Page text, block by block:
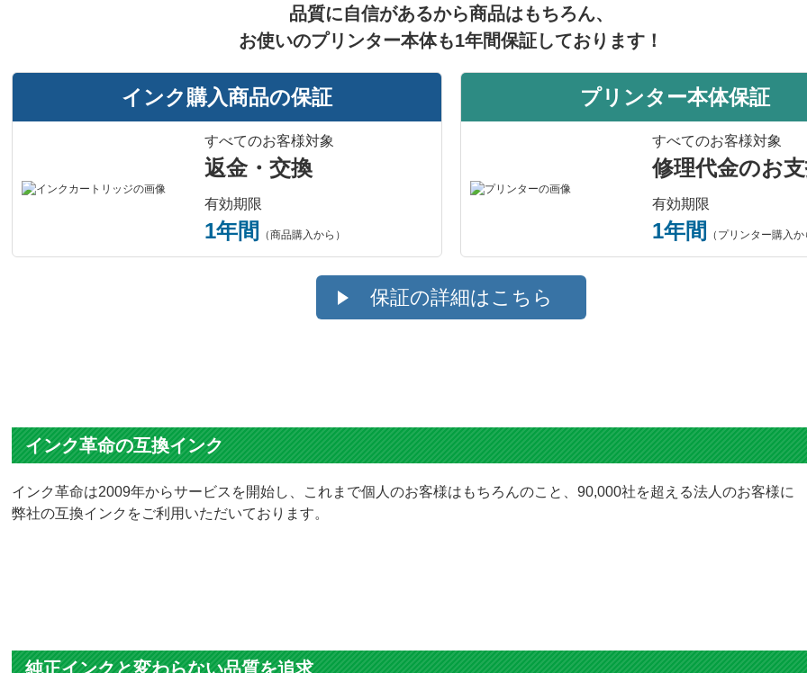
評価： 4.8
神奈川県のお客様
商品：BCI-381XL（BK/C/M/Y）+BCI-380XLPGBK(5色マルチパック大容量x2セット) キヤ
プリンター：Canon TR9530
過去約10年以上、インク革命.comの互換インクを利用しており、
タを交換してからも10回近く購入を繰り返しております。交換歴は
いるため、添付ファイルのように商品に添付の【使用開始日 ...
[続きを
評価： 5.0
純正と同様に使用出来ますし価格も安くていいです。
また必要になったら購入したいです。
品質に自信があるから商品はもちろん、
お使いのプリンター本体も1年間保証しております！
インク購入商品の保証
すべてのお客様対象
返金・交換
有効期限
1年間 （商品購入から）
プリンター本体保証
すべてのお客様対象
修理代金のお
有効期限
1年間 （プリンター購入か
保証の詳細はこちら
インク革命の互換インク
インク革命は2009年からサービスを開始し、これまで個人のお客様はもちろんのこと、90,000社を超える法人のお客様に
弊社の互換インクをご利用いただいております。
純正インクと変わらない品質を追求